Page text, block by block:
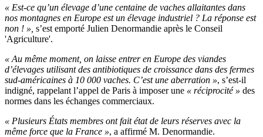
« Est-ce qu’un élevage d’une centaine de vaches allaitantes dans
nos montagnes en Europe est un élevage industriel ? La réponse est
non ! », s’est emporté Julien Denormandie après le Conseil
'Agriculture'.
« Au même moment, on laisse entrer en Europe des viandes
d’élevages utilisant des antibiotiques de croissance dans des fermes
sud-américaines à 10 000 vaches. C’est une aberration », s’est-il
indigné, rappelant l’appel de Paris à imposer une « réciprocité » des
normes dans les échanges commerciaux.
« Plusieurs États membres ont fait état de leurs réserves avec la
même force que la France », a affirmé M. Denormandie.